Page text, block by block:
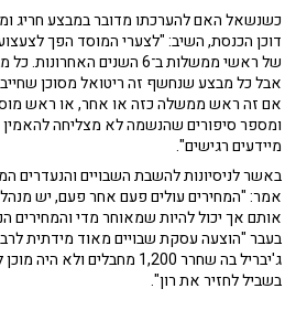
כשנשאל האם להערכתו מדובר במבצע חריג
דוכן הכנסת, השיב: "לצערי המוסד הפך
של ראשי ממשלות ב־6 השנים
אבל כל מבצע שנחשף זה ריטואל מסוכן
אם זה ראש ממשלה כזה או אחר, או ראש
ומספר סיפורים שהנשמה לא מצליחה
מיידעים רגישים".
באשר לניסיונות להשבת השבויים והנעדרים
אמר: "המחירים עולים פעם אחר פעם, יש
אותם אך יכול להיות שמאוחר מדי והמחירים
בעבר "הוצעה עסקת שבויים מאוד מידתית
ג'יבריל בה שחרר 1,200 מחבלים
בשביל לחזיר את רון".